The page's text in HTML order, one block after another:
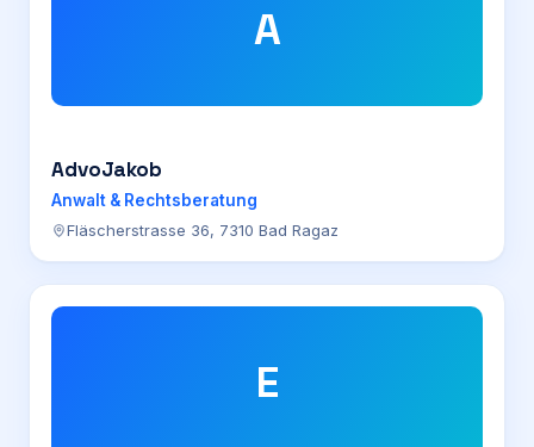
A
AdvoJakob
Anwalt & Rechtsberatung
Fläscherstrasse 36, 7310 Bad Ragaz
E